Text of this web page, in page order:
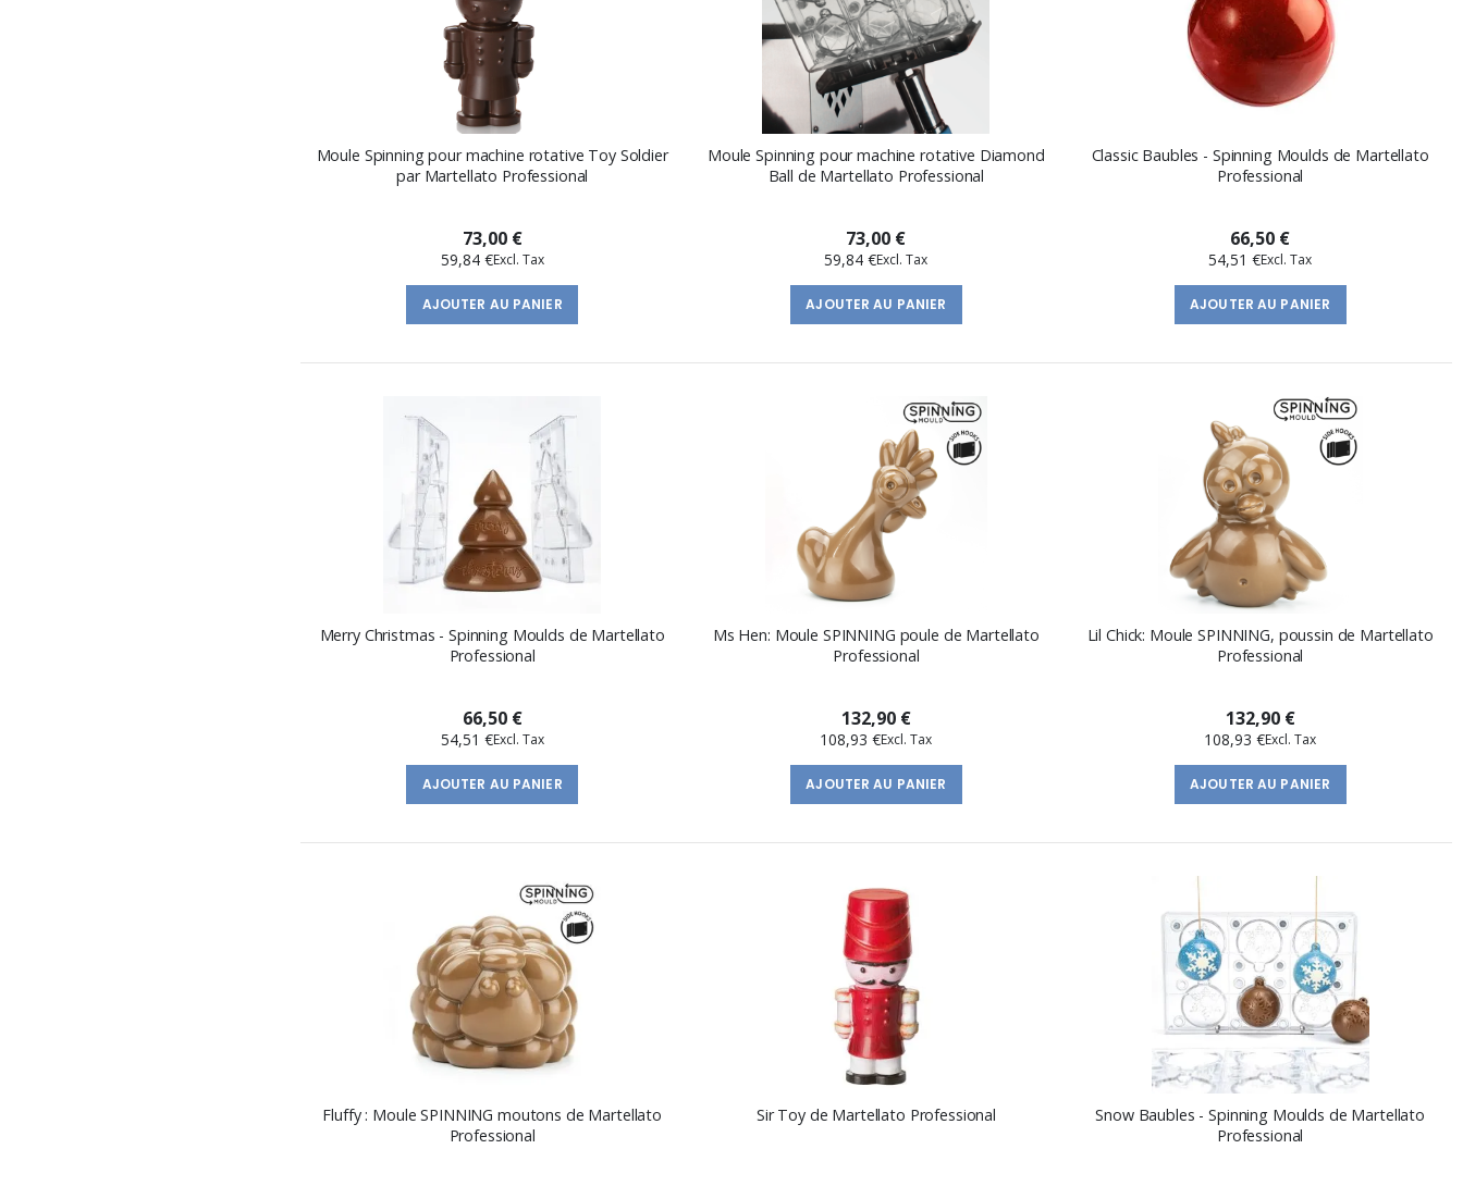
Moule Spinning pour machine rotative Toy Soldier
par Martellato Professional
73,00 €
59,84 €
AJOUTER AU PANIER
Moule Spinning pour machine rotative Diamond
Ball de Martellato Professional
73,00 €
59,84 €
AJOUTER AU PANIER
Classic Baubles - Spinning Moulds de Martellato
Professional
66,50 €
54,51 €
AJOUTER AU PANIER
Merry Christmas - Spinning Moulds de Martellato
Professional
66,50 €
54,51 €
AJOUTER AU PANIER
Ms Hen: Moule SPINNING poule de Martellato
Professional
132,90 €
108,93 €
AJOUTER AU PANIER
Lil Chick: Moule SPINNING, poussin de Martellato
Professional
132,90 €
108,93 €
AJOUTER AU PANIER
Fluffy : Moule SPINNING moutons de Martellato
Professional
Sir Toy de Martellato Professional
Snow Baubles - Spinning Moulds de Martellato
Professional